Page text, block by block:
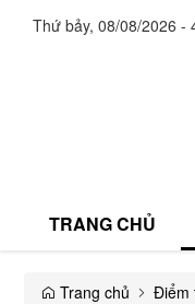
Thứ bảy, 08/08/2026 -
TRANG CHỦ
Trang chủ Điểm